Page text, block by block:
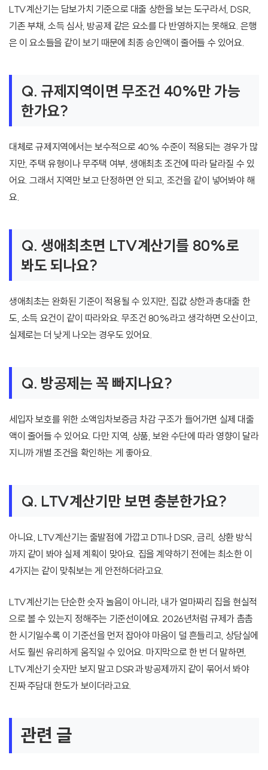
LTV계산기는 담보가치 기준으로 대출 상한을 보는 도구라서, DSR,
기존 부채, 소득 심사, 방공제 같은 요소를 다 반영하지는 못해요. 은행
은 이 요소들을 같이 보기 때문에 최종 승인액이 줄어들 수 있어요.
Q. 규제지역이면 무조건 40%만 가능
한가요?
대체로 규제지역에서는 보수적으로 40% 수준이 적용되는 경우가 많
지만, 주택 유형이나 무주택 여부, 생애최초 조건에 따라 달라질 수 있
어요. 그래서 지역만 보고 단정하면 안 되고, 조건을 같이 넣어봐야 해
요.
Q. 생애최초면 LTV계산기를 80%로
봐도 되나요?
생애최초는 완화된 기준이 적용될 수 있지만, 집값 상한과 총대출 한
도, 소득 요건이 같이 따라와요. 무조건 80%라고 생각하면 오산이고,
실제로는 더 낮게 나오는 경우도 있어요.
Q. 방공제는 꼭 빠지나요?
세입자 보호를 위한 소액임차보증금 차감 구조가 들어가면 실제 대출
액이 줄어들 수 있어요. 다만 지역, 상품, 보완 수단에 따라 영향이 달라
지니까 개별 조건을 확인하는 게 좋아요.
Q. LTV계산기만 보면 충분한가요?
아니요, LTV계산기는 출발점에 가깝고 DTI나 DSR, 금리, 상환 방식
까지 같이 봐야 실제 계획이 맞아요. 집을 계약하기 전에는 최소한 이
4가지는 같이 맞춰보는 게 안전하더라고요.
LTV계산기는 단순한 숫자 놀음이 아니라, 내가 얼마짜리 집을 현실적
으로 볼 수 있는지 정해주는 기준선이에요. 2026년처럼 규제가 촘촘
한 시기일수록 이 기준선을 먼저 잡아야 마음이 덜 흔들리고, 상담실에
서도 훨씬 유리하게 움직일 수 있어요. 마지막으로 한 번 더 말하면,
LTV계산기 숫자만 보지 말고 DSR과 방공제까지 같이 묶어서 봐야
진짜 주담대 한도가 보이더라고요.
관련 글